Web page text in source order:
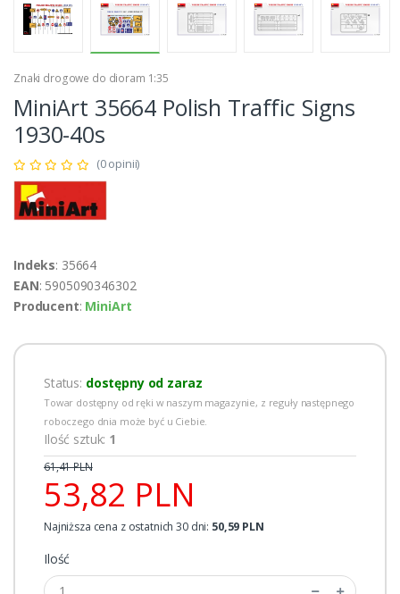
Znaki drogowe do dioram 1:35
MiniArt 35664 Polish Traffic Signs
1930-40s
(0 opinii)
Indeks: 35664
EAN: 5905090346302
Producent: MiniArt
Status: dostępny od zaraz
Towar dostępny od ręki w naszym magazynie, z reguły następnego
roboczego dnia może być u Ciebie.
Ilość sztuk: 1
53,82 PLN
61,41 PLN
Najniższa cena z ostatnich 30 dni: 50,59 PLN
Ilość